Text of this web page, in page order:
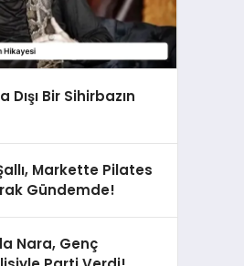
Bir Sihirbazın
Markette Pilates
Gündemde!
Nara, Genç